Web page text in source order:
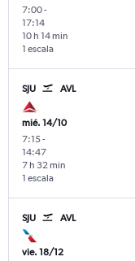
7:00-
17:14
1 escala
10 h 14 min
SJU AVL
mié. 14/10
7:15-
14:47
1 escala
7 h 32 min
SJU AVL
vie. 18/12